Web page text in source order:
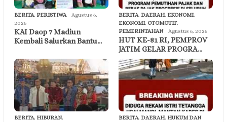
BERITA, PERISTIWA
Agustus 6,
2026
KAI Daop 7 Madiun
Kembali Salurkan Bantu…
BERITA, DAERAH, EKONOMI,
EKONOMI, OTOMOTIF,
PEMERINTAHAN
Agustus 6, 2026
HUT KE-81 RI, PEMPROV
JATIM GELAR PROGRA…
BERITA, HIBURAN,
BERITA, DAERAH, HUKUM DAN